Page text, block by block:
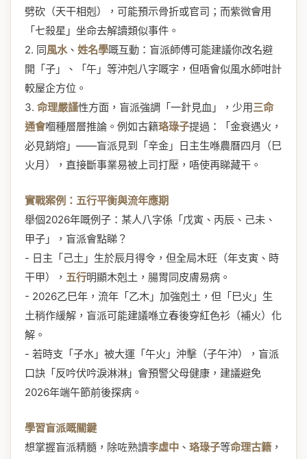
劈砍（天干相剋），可能預示骨折或官司；而紫微會用
「七殺星」坐命去解讀類似事件。
2. 同風水、 姓名學嘅互動：盲派師傅可能建議你改名避
開「子」、「午」等沖剋八字嘅字，但唔會似風水師咁計
較屋企方位。
3. 命理嚴謹性方面，盲派強調「一針見血」，少用三命
通會嗰種層層推論。例如古籍珞琭子提過：「金衰遇火，
必見銷熔」——盲派見到「辛金」日主生喺農曆四月（巳
火月），直接斷事業易被上司打壓，唔使再睇藏干。
實戰案例：五行平衡與流年應期
舉個2026年嘅例子：某人八字係「戊寅、丙辰、己未、
甲子」，盲派會點睇？
- 日主「己土」生於辰月得令，但全局木旺（年支寅、時
干甲）， 五行明顯木剋土，腸胃同皮膚易病。
- 2026乙巳年，流年「乙木」加強剋土，但「巳火」生
土稍作緩解，盲派可能建議喺立春後穿紅色衫（補火）化
解。
- 若時支「子水」被大運「午火」沖擊（子午沖），盲派
口訣「反吟伏吟淚淋淋」會預警父母健康，建議避免
2026年端午節前後探病。
學習盲派嘅關鍵
想掌握盲派精髓，除咗熟讀李虛中 、 珞琭子等命理古籍，